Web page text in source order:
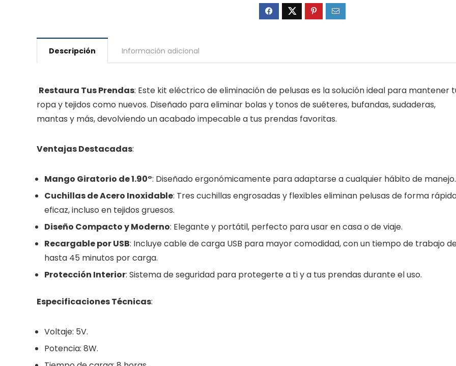
Descripción Información adicional
Restaura Tus Prendas: Este kit eléctrico de eliminación de pelusas es la solución ideal para mantener
ropa y tejidos como nuevos. Diseñado para eliminar bolas y tonos de suéteres, bufandas, sudaderas,
mantas y más, devolviendo un acabado impecable a tus prendas favoritas.
Ventajas Destacadas:
Mango Giratorio de 1.90°: Diseñado ergonómicamente para adaptarse a cualquier hábito de manejo.
Cuchillas de Acero Inoxidable: Tres cuchillas engrosadas y flexibles eliminan pelusas de forma
eficaz, incluso en tejidos gruesos.
Diseño Compacto y Moderno: Elegante y portátil, perfecto para usar en casa o de viaje.
Recargable por USB: Incluye cable de carga USB para mayor comodidad, con un tiempo de trabajo
hasta 45 minutos por carga.
Protección Interior: Sistema de seguridad para protegerte a ti y a tus prendas durante el uso.
Especificaciones Técnicas:
Voltaje: 5V.
Potencia: 8W.